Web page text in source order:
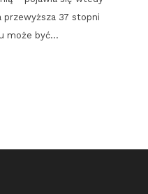
przewyższa 37 stopni
może być…